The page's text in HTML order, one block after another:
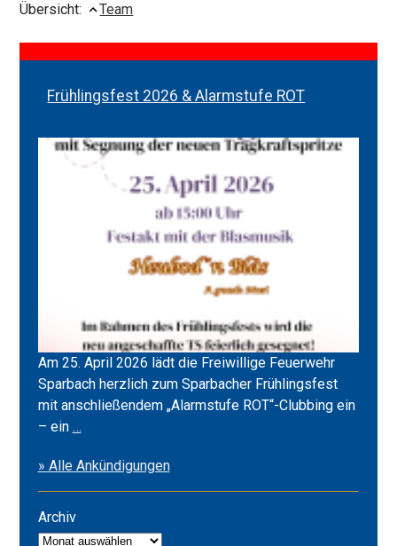
Übersicht:
Team
Frühlingsfest 2026 & Alarmstufe ROT
Am 25. April 2026 lädt die Freiwillige Feuerwehr
Sparbach herzlich zum Sparbacher Frühlingsfest
mit anschließendem „Alarmstufe ROT“-Clubbing ein
– ein …Frühlingsfest
&
Alarmstufe
» Alle Ankündigungen
Archiv
Archiv